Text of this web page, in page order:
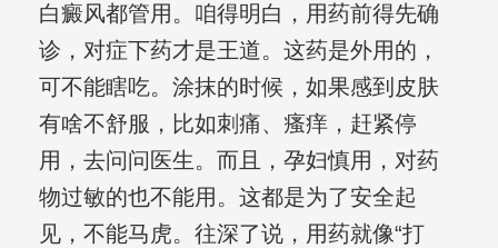
白癜风都管用。咱得明白，用药前得先确
诊，对症下药才是王道。这药是外用的，
可不能瞎吃。涂抹的时候，如果感到皮肤
有啥不舒服，比如刺痛、瘙痒，赶紧停
用，去问问医生。而且，孕妇慎用，对药
物过敏的也不能用。这都是为了安全起
见，不能马虎。往深了说，用药就像“打